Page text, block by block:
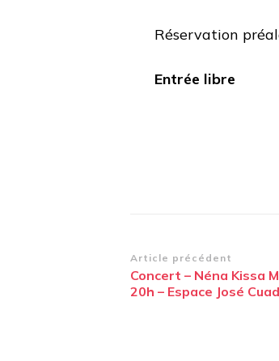
Réservation
Entrée libre
Navigation
d’article
Article précédent
Concert – Néna Kissa
20h – Espace José